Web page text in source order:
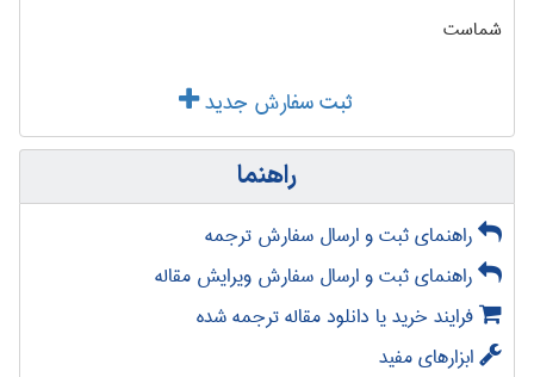
شماست
ثبت سفارش جدید
راهنما
راهنمای ثبت و ارسال سفارش ترجمه
راهنمای ثبت و ارسال سفارش ویرایش مقاله
فرایند خرید یا دانلود مقاله ترجمه شده
ابزارهای مفید